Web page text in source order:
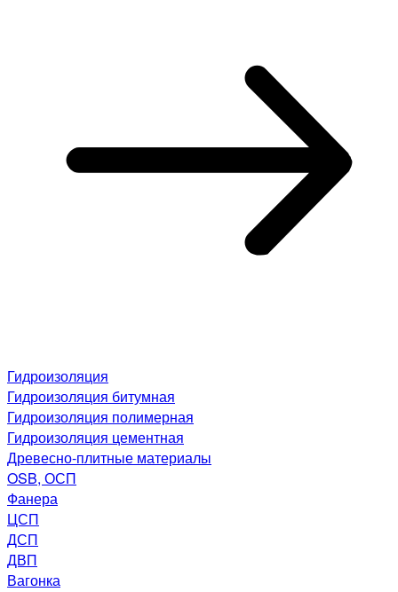
Гидроизоляция
Гидроизоляция битумная
Гидроизоляция полимерная
Гидроизоляция цементная
Древесно-плитные материалы
OSB, ОСП
Фанера
ЦСП
ДСП
ДВП
Вагонка